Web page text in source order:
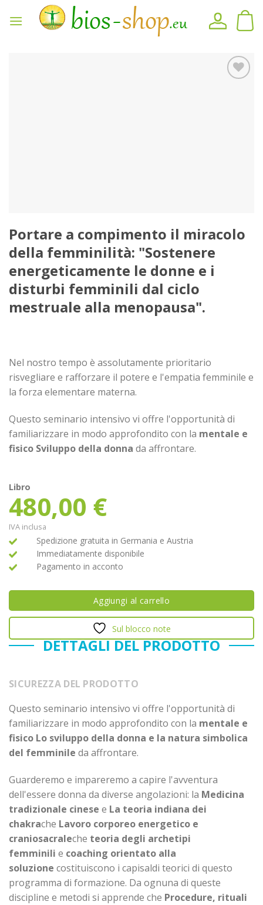
Portare a compimento il miracolo
della femminilità: "Sostenere
energeticamente le donne e i
disturbi femminili dal ciclo
mestruale alla menopausa".
Nel nostro tempo è assolutamente prioritario
risvegliare e rafforzare il potere e l'empatia femminile e
la forza elementare materna.
Questo seminario intensivo vi offre l'opportunità di
familiarizzare in modo approfondito con la mentale e
fisico Sviluppo della donna da affrontare.
Libro
480,00 €
IVA inclusa
Spedizione gratuita in Germania e Austria
Immediatamente disponibile
Pagamento in acconto
Aggiungi al carrello
Sul blocco note
DETTAGLI DEL PRODOTTO
SICUREZZA DEL PRODOTTO
Questo seminario intensivo vi offre l'opportunità di
familiarizzare in modo approfondito con la mentale e
fisico Lo sviluppo della donna e la natura simbolica
del femminile da affrontare.
Guarderemo e impareremo a capire l'avventura
dell'essere donna da diverse angolazioni: la Medicina
tradizionale cinese e La teoria indiana dei
chakrache Lavoro corporeo energetico e
craniosacraleche teoria degli archetipi
femminili e coaching orientato alla
soluzione costituiscono i capisaldi teorici di questo
programma di formazione. Da ognuna di queste
discipline e metodi si apprende che Procedure, rituali